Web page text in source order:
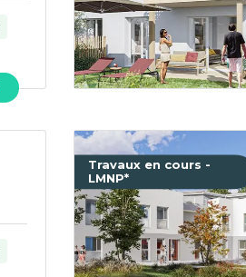
Travaux en cours -
LMNP*